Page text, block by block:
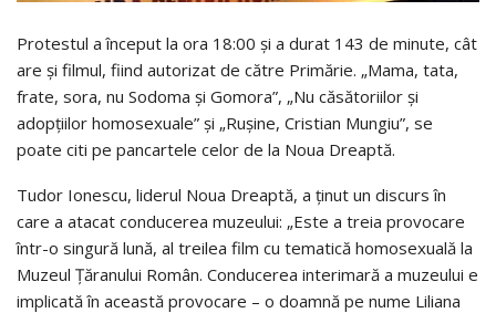
Protestul a început la ora 18:00 și a durat 143 de minute, cât
are și filmul, fiind autorizat de către Primărie. „Mama, tata,
frate, sora, nu Sodoma și Gomora”, „Nu căsătoriilor și
adopțiilor homosexuale” și „Rușine, Cristian Mungiu”, se
poate citi pe pancartele celor de la Noua Dreaptă.
Tudor Ionescu, liderul Noua Dreaptă, a ținut un discurs în
care a atacat conducerea muzeului: „Este a treia provocare
într-o singură lună, al treilea film cu tematică homosexuală la
Muzeul Țăranului Român. Conducerea interimară a muzeului e
implicată în această provocare – o doamnă pe nume Liliana